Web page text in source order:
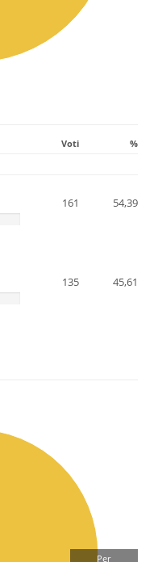
Voti %
161 54,39
135 45,61
Per